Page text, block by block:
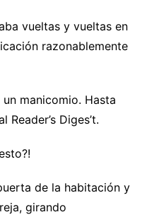
vueltas y vueltas en
razonablemente
manicomio. Hasta
Diges’t.
de la habitación y
girando